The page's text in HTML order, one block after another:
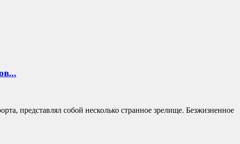
представлял собой несколько странное зрелище. Безжизненное